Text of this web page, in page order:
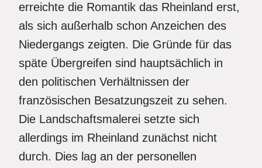
erreichte die Romantik das Rheinland erst,
als sich außerhalb schon Anzeichen des
Niedergangs zeigten. Die Gründe für das
späte Übergreifen sind hauptsächlich in
den politischen Verhältnissen der
französischen Besatzungszeit zu sehen.
Die Landschaftsmalerei setzte sich
allerdings im Rheinland zunächst nicht
durch. Dies lag an der personellen